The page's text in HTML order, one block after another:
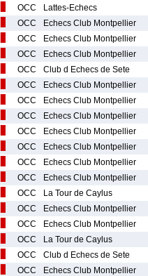
OCC Lattes-Echecs
OCC Echecs Club Montpellier
OCC Echecs Club Montpellier
OCC Echecs Club Montpellier
OCC Club d Echecs de Sete
OCC Echecs Club Montpellier
OCC Echecs Club Montpellier
OCC Echecs Club Montpellier
OCC Echecs Club Montpellier
OCC Echecs Club Montpellier
OCC Echecs Club Montpellier
OCC Echecs Club Montpellier
OCC La Tour de Caylus
OCC Echecs Club Montpellier
OCC Echecs Club Montpellier
OCC La Tour de Caylus
OCC Club d Echecs de Sete
OCC Echecs Club Montpellier